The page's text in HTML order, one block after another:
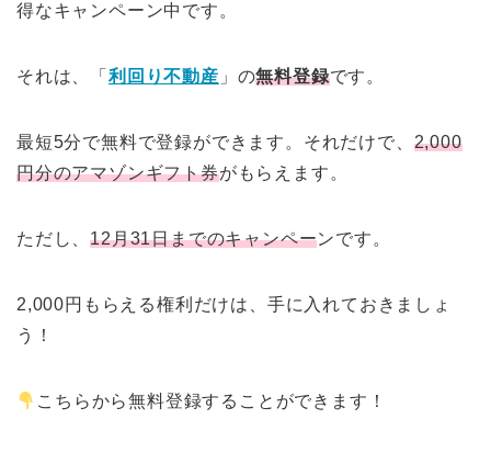
得なキャンペーン中です。
それは、「 利回り不動産 」の無料登録です。
最短5分で無料で登録ができます。それだけで、 2,000
円分のアマゾンギフト券がもらえます。
ただし、12月31日までのキャンペーンです。
2,000円もらえる権利だけは、手に入れておきましょ
う！
こちらから無料登録することができます！